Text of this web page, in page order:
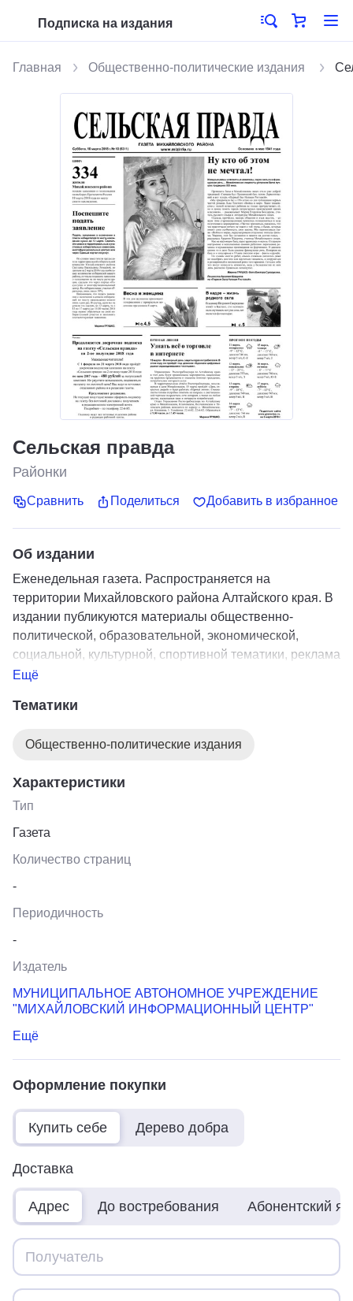
Подписка на издания
Главная Общественно-политические издания
Сельская правда
Районки
Сравнить Поделиться Добавить в избранное
Об издании
Еженедельная газета. Распространяется на
территории Михайловского района Алтайского края. В
издании публикуются материалы общественно-
политической, образовательной, экономической,
социальной, культурной, спортивной тематики, реклама
и объявления.
Ещё
Тематики
Общественно-политические издания
Характеристики
Тип
Газета
Количество страниц
-
Периодичность
-
Издатель
МУНИЦИПАЛЬНОЕ АВТОНОМНОЕ УЧРЕЖДЕНИЕ
"МИХАЙЛОВСКИЙ ИНФОРМАЦИОННЫЙ ЦЕНТР"
Ещё
Оформление покупки
Купить себе Дерево добра
Доставка
Адрес До востребования Абонентский